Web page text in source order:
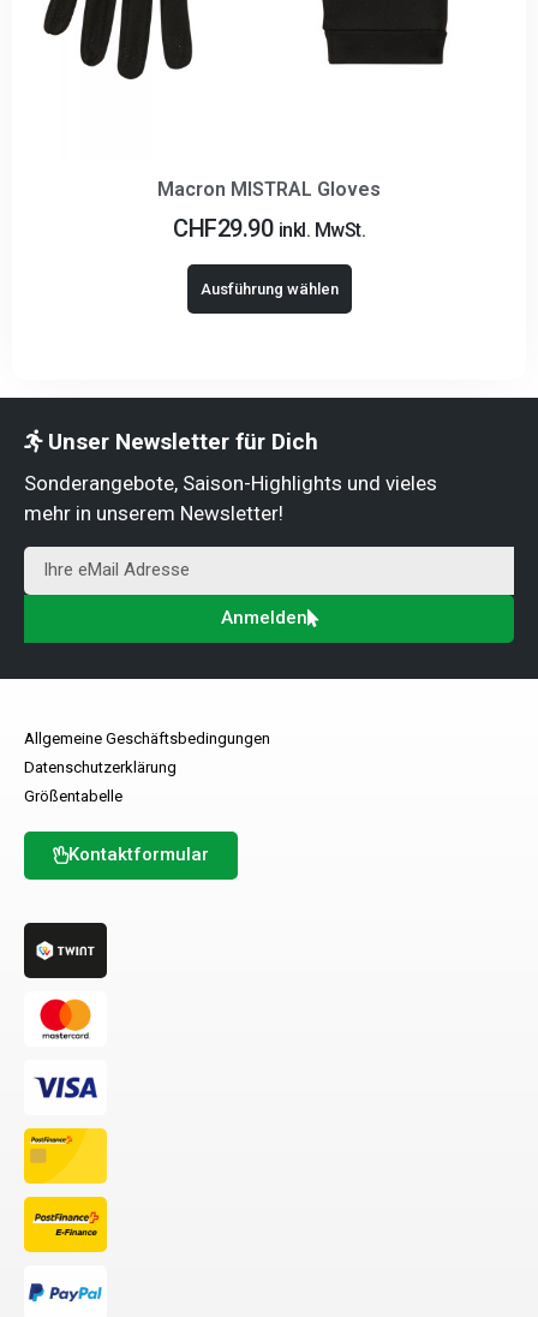
Macron MISTRAL Gloves
CHF29.90 inkl. MwSt.
Ausführung wählen
Unser Newsletter für Dich
Sonderangebote, Saison-Highlights und vieles
mehr in unserem Newsletter!
Anmelden
Allgemeine Geschäftsbedingungen
Datenschutzerklärung
Größentabelle
Kontaktformular